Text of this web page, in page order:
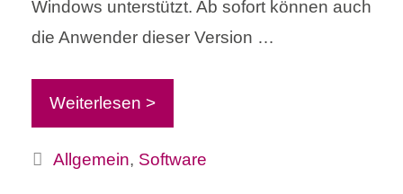
Windows unterstützt. Ab sofort können auch
die Anwender dieser Version …
Weiterlesen >
Kategorien
Allgemein, Software